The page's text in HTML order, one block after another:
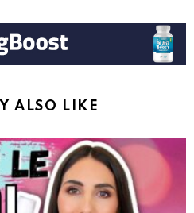
ALSO LIKE